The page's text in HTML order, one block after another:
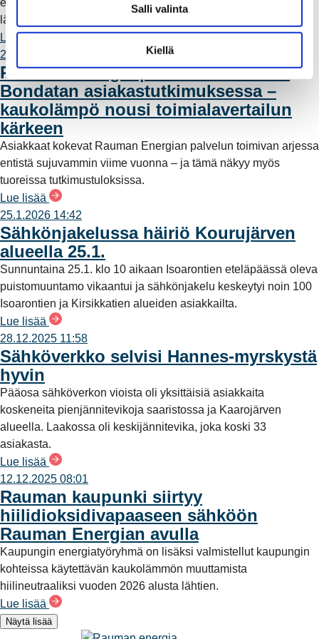
i
t
a
Salli valinta
Kiellä
energia on Raumalla enemmän kuin pelkkää sähköä ja
lämpöä.
Lue lisää
20.2.2026 14:12
Rauman Energia paransi tuloksiaan
Bondatan asiakastutkimuksessa –
kaukolämpö nousi toimialavertailun
kärkeen
Asiakkaat kokevat Rauman Energian palvelun toimivan arjessa
entistä sujuvammin viime vuonna – ja tämä näkyy myös
tuoreissa tutkimustuloksissa.
Lue lisää
25.1.2026 14:42
Sähkönjakelussa häiriö Kourujärven
alueella 25.1.
Sunnuntaina 25.1. klo 10 aikaan Isoarontien eteläpäässä oleva
puistomuuntamo vikaantui ja sähkönjakelu keskeytyi noin 100
Isoarontien ja Kirsikkatien alueiden asiakkailta.
Lue lisää
28.12.2025 11:58
Sähköverkko selvisi Hannes-myrskystä
hyvin
Pääosa sähköverkon vioista oli yksittäisiä asiakkaita
koskeneita pienjännitevikoja saaristossa ja Kaarojärven
alueella. Laakossa oli keskijännitevika, joka koski 33
asiakasta.
Lue lisää
12.12.2025 08:01
Rauman kaupunki siirtyy
hiilidioksidivapaaseen sähköön
Rauman Energian avulla
Kaupungin energiatyöryhmä on lisäksi valmistellut kaupungin
kohteissa käytettävän kaukolämmön muuttamista
hiilineutraaliksi vuoden 2026 alusta lähtien.
Lue lisää
Näytä lisää